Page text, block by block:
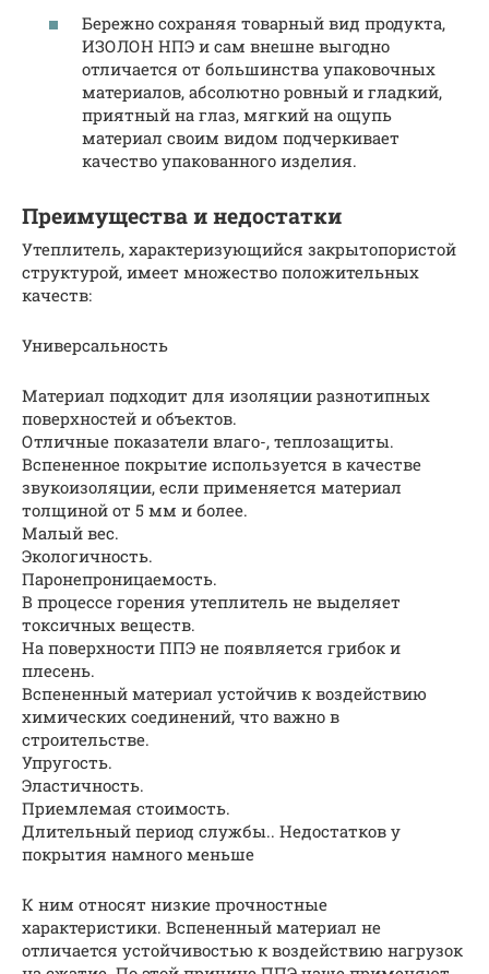
Бережно сохраняя товарный вид продукта,
ИЗОЛОН НПЭ и сам внешне выгодно
отличается от большинства упаковочных
материалов, абсолютно ровный и гладкий,
приятный на глаз, мягкий на ощупь
материал своим видом подчеркивает
качество упакованного изделия.
Преимущества и недостатки
Утеплитель, характеризующийся закрытопористой
структурой, имеет множество положительных
качеств:
Универсальность
Материал подходит для изоляции разнотипных
поверхностей и объектов.
Отличные показатели влаго-, теплозащиты.
Вспененное покрытие используется в качестве
звукоизоляции, если применяется материал
толщиной от 5 мм и более.
Малый вес.
Экологичность.
Паронепроницаемость.
В процессе горения утеплитель не выделяет
токсичных веществ.
На поверхности ППЭ не появляется грибок и
плесень.
Вспененный материал устойчив к воздействию
химических соединений, что важно в
строительстве.
Упругость.
Эластичность.
Приемлемая стоимость.
Длительный период службы.. Недостатков у
покрытия намного меньше
К ним относят низкие прочностные
характеристики. Вспененный материал не
отличается устойчивостью к воздействию нагрузок